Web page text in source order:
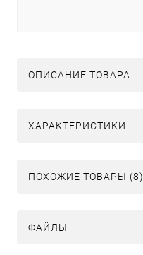
ОПИСАНИЕ ТОВАРА
ХАРАКТЕРИСТИКИ
ПОХОЖИЕ ТОВАРЫ (8)
ФАЙЛЫ